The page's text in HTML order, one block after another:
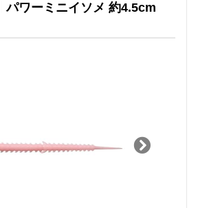
パワーミニイソメ 約4.5cm